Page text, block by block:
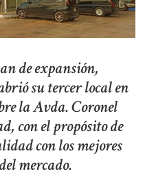
de expansión,
su tercer local en
la Avda. Coronel
con el propósito de
con los mejores
mercado.